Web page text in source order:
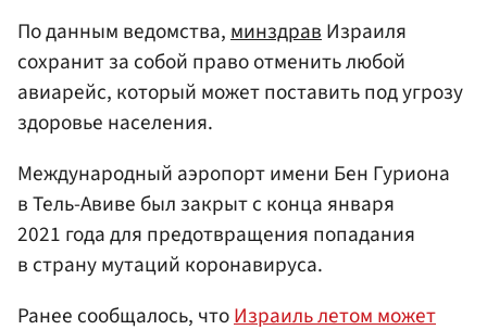
По данным ведомства, минздрав Израиля
сохранит за собой право отменить любой
авиарейс, который может поставить под угрозу
здоровье населения.
Международный аэропорт имени Бен Гуриона
в Тель-Авиве был закрыт с конца января
2021 года для предотвращения попадания
в страну мутаций коронавируса.
Ранее сообщалось, чтоИзраиль летом может